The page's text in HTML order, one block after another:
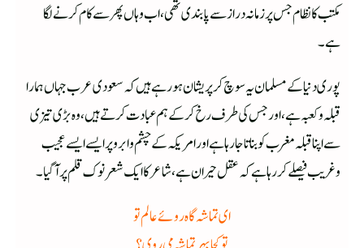
مکتب کا نظام جس پر زمانہ دراز سے پابندی تھی، اب وہاں پھر سے کام کرنے لگا
ہے۔
پوری دنیا کے مسلمان یہ سوچ کر پریشان ہو رہے ہیں کہ سعودی عرب جہاں ہمارا
قبلہ وکعبہ ہے، اورجس کی طرف رخ کر کے ہم عبادت کر تے ہیں، وہ بڑی تیزی
سے اپنا قبلہ مغرب کو بناتا جا رہا ہے اور امریکہ کے چشم وابرو پر ایسے ایسے عجیب
وغریب فیصلے کر رہا ہے کہ عقل حیران ہے، شاعر کا ایک شعر نوک قلم پر آگیا۔
ای تماشہ گاہ روئے عالم تو